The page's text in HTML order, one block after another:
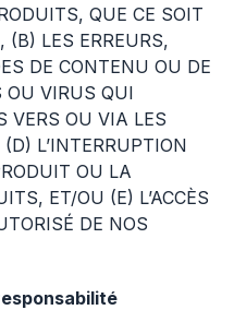
QUE CE SOIT
(B) LES ERREURS,
DE CONTENU OU DE
OU VIRUS QUI
VERS OU VIA LES
L’INTERRUPTION
OU LA
ET/OU (E) L’ACCÈS
DE NOS